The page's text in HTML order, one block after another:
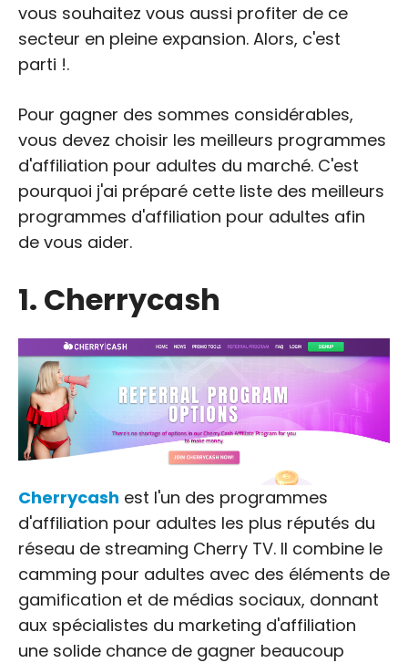
vous souhaitez vous aussi profiter de ce
secteur en pleine expansion. Alors, c'est
parti !.
Pour gagner des sommes considérables,
vous devez choisir les meilleurs programmes
d'affiliation pour adultes du marché. C'est
pourquoi j'ai préparé cette liste des meilleurs
programmes d'affiliation pour adultes afin
de vous aider.
1. Cherrycash
Cherrycash est l'un des programmes
d'affiliation pour adultes les plus réputés du
réseau de streaming Cherry TV. Il combine le
camming pour adultes avec des éléments de
gamification et de médias sociaux, donnant
aux spécialistes du marketing d'affiliation
une solide chance de gagner beaucoup